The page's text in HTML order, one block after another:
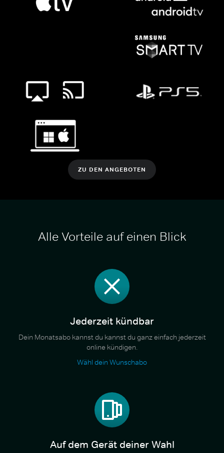
ZU DEN ANGEBOTEN
Alle Vorteile auf einen Blick
Jederzeit kündbar
Dein Monatsabo kannst du kannst du ganz einfach jederzeit
online kündigen.
Wähl dein Wunschabo
Auf dem Gerät deiner Wahl